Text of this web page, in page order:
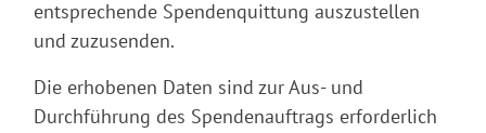
entsprechende Spendenquittung auszustellen
und zuzusenden.
Die erhobenen Daten sind zur Aus- und
Durchführung des Spendenauftrags erforderlich